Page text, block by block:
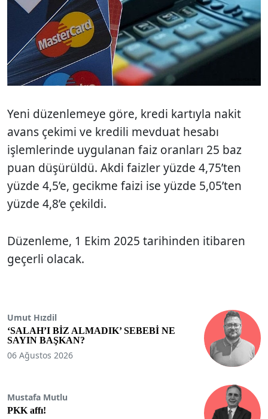
Yeni düzenlemeye göre, kredi kartıyla nakit
avans çekimi ve kredili mevduat hesabı
işlemlerinde uygulanan faiz oranları 25 baz
puan düşürüldü. Akdi faizler yüzde 4,75’ten
yüzde 4,5’e, gecikme faizi ise yüzde 5,05’ten
yüzde 4,8’e çekildi.
Düzenleme, 1 Ekim 2025 tarihinden itibaren
geçerli olacak.
Umut Hızdil
‘SALAH’I BİZ ALMADIK’ SEBEBİ NE
SAYIN BAŞKAN?
06 Ağustos 2026
Mustafa Mutlu
PKK affı!